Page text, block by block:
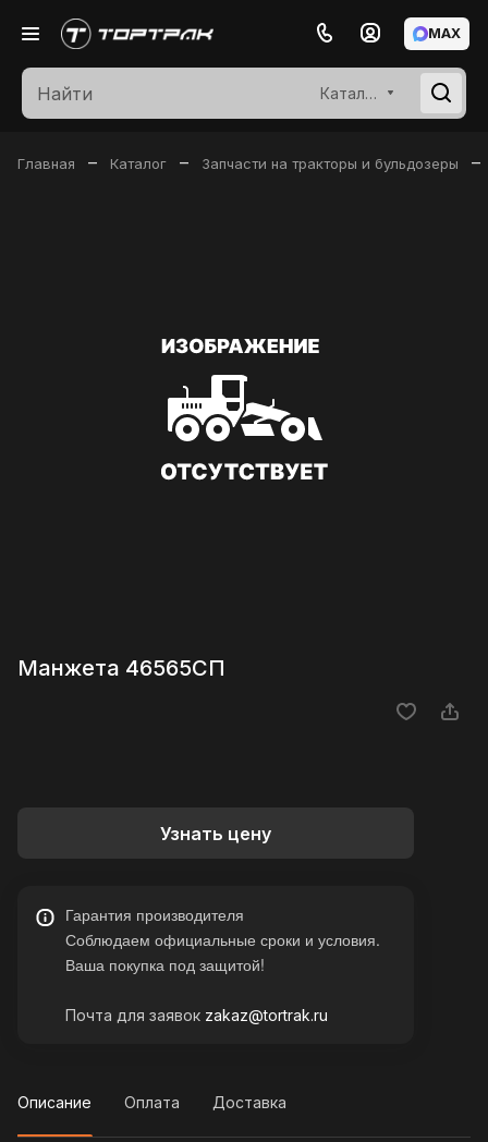
Каталог
MAX
Главная – Каталог – Запчасти на тракторы и бульдозеры –
Манжета 46565СП
Узнать цену
Гарантия производителя
Соблюдаем официальные сроки и условия.
Ваша покупка под защитой!
Почта для заявок zakaz@tortrak.ru
Описание Оплата Доставка